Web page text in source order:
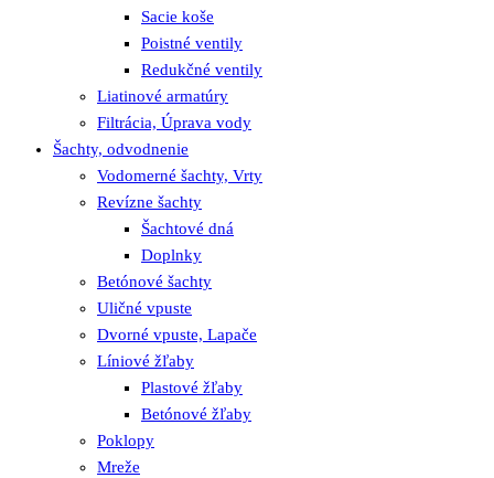
Sacie koše
Poistné ventily
Redukčné ventily
Liatinové armatúry
Filtrácia, Úprava vody
Šachty, odvodnenie
Vodomerné šachty, Vrty
Revízne šachty
Šachtové dná
Doplnky
Betónové šachty
Uličné vpuste
Dvorné vpuste, Lapače
Líniové žľaby
Plastové žľaby
Betónové žľaby
Poklopy
Mreže